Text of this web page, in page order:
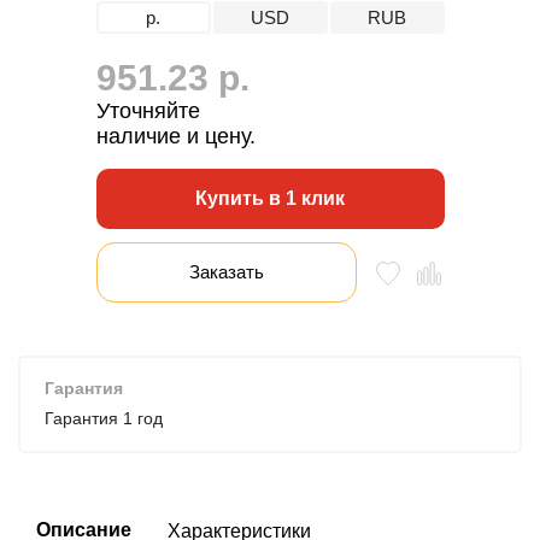
р. USD RUB
951.23 р.
Уточняйте
наличие и цену.
Купить в 1 клик
Заказать
Гарантия
Гарантия 1 год
Описание Характеристики